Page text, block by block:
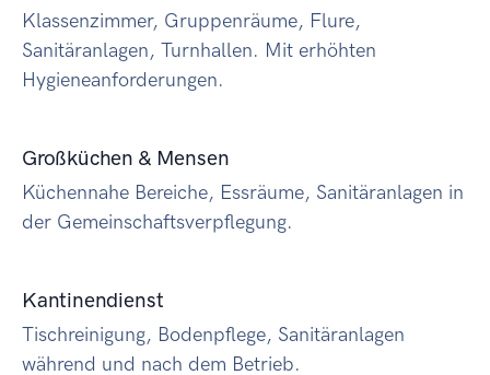
Klassenzimmer, Gruppenräume, Flure,
Sanitäranlagen, Turnhallen. Mit erhöhten
Hygieneanforderungen.
Großküchen & Mensen
Küchennahe Bereiche, Essräume, Sanitäranlagen in
der Gemeinschaftsverpflegung.
Kantinendienst
Tischreinigung, Bodenpflege, Sanitäranlagen
während und nach dem Betrieb.